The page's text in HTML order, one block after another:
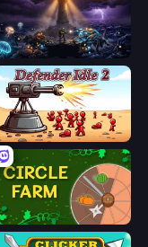
The Last Lighthouse
Defender Idle 2
Circle Farm